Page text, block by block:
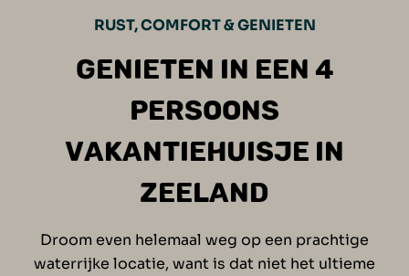
RUST, COMFORT & GENIETEN
GENIETEN IN EEN 4
PERSOONS
VAKANTIEHUISJE IN
ZEELAND
Droom even helemaal weg op een prachtige
waterrijke locatie, want is dat niet het ultieme